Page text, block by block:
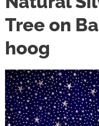
Tree on
hoog